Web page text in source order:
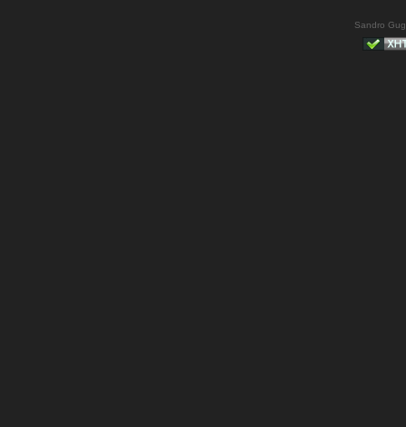
Sandro